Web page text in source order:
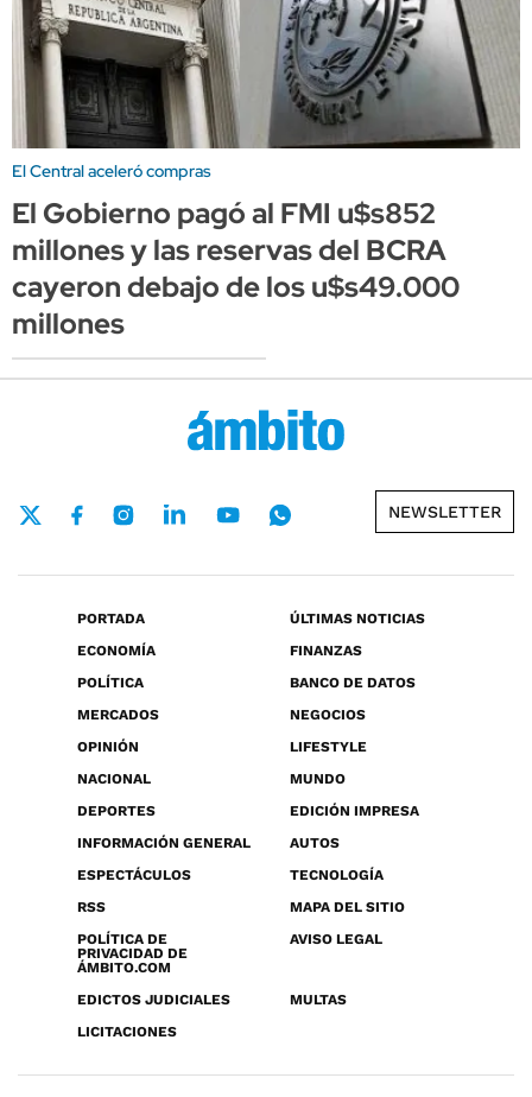
El Central aceleró compras
El Gobierno pagó al FMI u$s852
millones y las reservas del BCRA
cayeron debajo de los u$s49.000
millones
NEWSLETTER
PORTADA
ÚLTIMAS NOTICIAS
ECONOMÍA
FINANZAS
POLÍTICA
BANCO DE DATOS
MERCADOS
NEGOCIOS
OPINIÓN
LIFESTYLE
NACIONAL
MUNDO
DEPORTES
EDICIÓN IMPRESA
INFORMACIÓN GENERAL
AUTOS
ESPECTÁCULOS
TECNOLOGÍA
RSS
MAPA DEL SITIO
POLÍTICA DE
PRIVACIDAD DE
ÁMBITO.COM
AVISO LEGAL
EDICTOS JUDICIALES
MULTAS
LICITACIONES